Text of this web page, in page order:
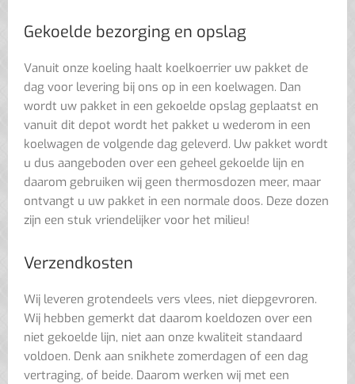
Gekoelde bezorging en opslag
Vanuit onze koeling haalt koelkoerrier uw pakket de
dag voor levering bij ons op in een koelwagen. Dan
wordt uw pakket in een gekoelde opslag geplaatst en
vanuit dit depot wordt het pakket u wederom in een
koelwagen de volgende dag geleverd. Uw pakket wordt
u dus aangeboden over een geheel gekoelde lijn en
daarom gebruiken wij geen thermosdozen meer, maar
ontvangt u uw pakket in een normale doos. Deze dozen
zijn een stuk vriendelijker voor het milieu!
Verzendkosten
Wij leveren grotendeels vers vlees, niet diepgevroren.
Wij hebben gemerkt dat daarom koeldozen over een
niet gekoelde lijn, niet aan onze kwaliteit standaard
voldoen. Denk aan snikhete zomerdagen of een dag
vertraging, of beide. Daarom werken wij met een